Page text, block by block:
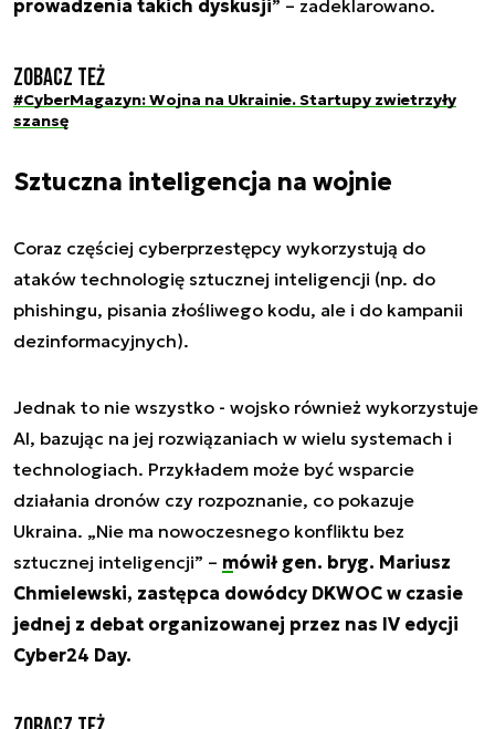
prowadzenia takich dyskusji” – zadeklarowano.
Zobacz też
#CyberMagazyn: Wojna na Ukrainie. Startupy zwietrzyły
szansę
Sztuczna inteligencja na wojnie
Coraz częściej cyberprzestępcy wykorzystują do
ataków technologię sztucznej inteligencji (np. do
phishingu, pisania złośliwego kodu, ale i do kampanii
dezinformacyjnych).
Jednak to nie wszystko - wojsko również wykorzystuje
AI, bazując na jej rozwiązaniach w wielu systemach i
technologiach. Przykładem może być wsparcie
działania dronów czy rozpoznanie, co pokazuje
Ukraina. „Nie ma nowoczesnego konfliktu bez
sztucznej inteligencji” – mówił gen. bryg. Mariusz
Chmielewski, zastępca dowódcy DKWOC w czasie
jednej z debat organizowanej przez nas IV edycji
Cyber24 Day.